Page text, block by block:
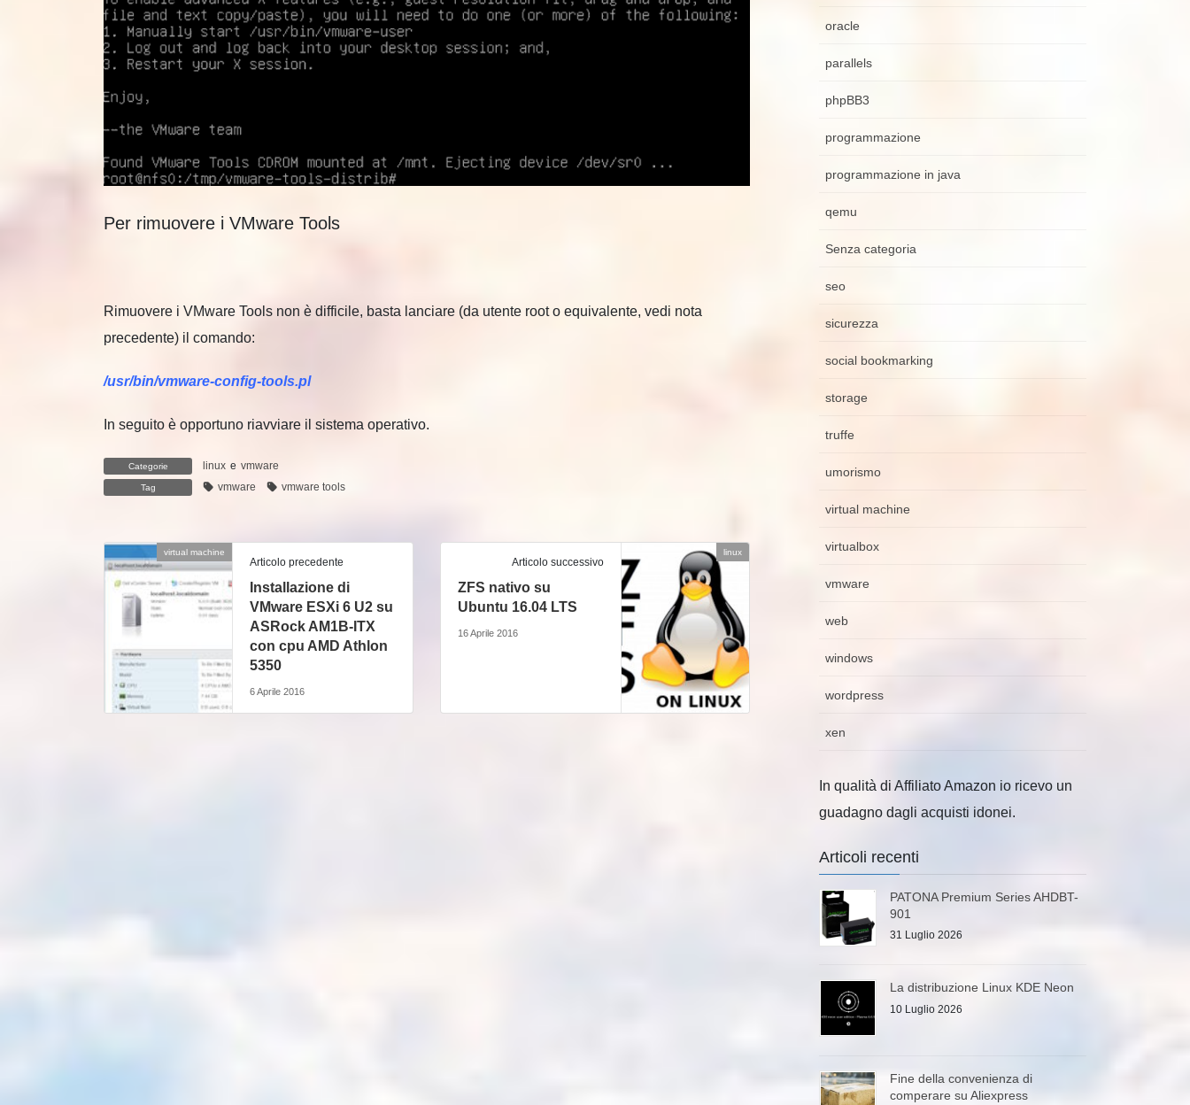
Per rimuovere i VMware Tools
Rimuovere i VMware Tools non è difficile, basta lanciare (da utente root o equivalente, vedi nota
precedente) il comando:
/usr/bin/vmware-config-tools.pl
In seguito è opportuno riavviare il sistema operativo.
Categorie linux e vmware
Tag vmware vmware tools
virtual machine
Articolo precedente
Installazione di
VMware ESXi 6 U2 su
ASRock AM1B-ITX
con cpu AMD Athlon
5350
6 Aprile 2016
linux
Articolo successivo
ZFS nativo su
Ubuntu 16.04 LTS
16 Aprile 2016
oracle
parallels
phpBB3
programmazione
programmazione in java
qemu
Senza categoria
seo
sicurezza
social bookmarking
storage
truffe
umorismo
virtual machine
virtualbox
vmware
web
windows
wordpress
xen
In qualità di Affiliato Amazon io ricevo un
guadagno dagli acquisti idonei.
Articoli recenti
PATONA Premium Series AHDBT-
901
31 Luglio 2026
La distribuzione Linux KDE Neon
10 Luglio 2026
Fine della convenienza di
comperare su Aliexpress